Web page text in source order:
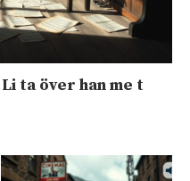
ta över han me t